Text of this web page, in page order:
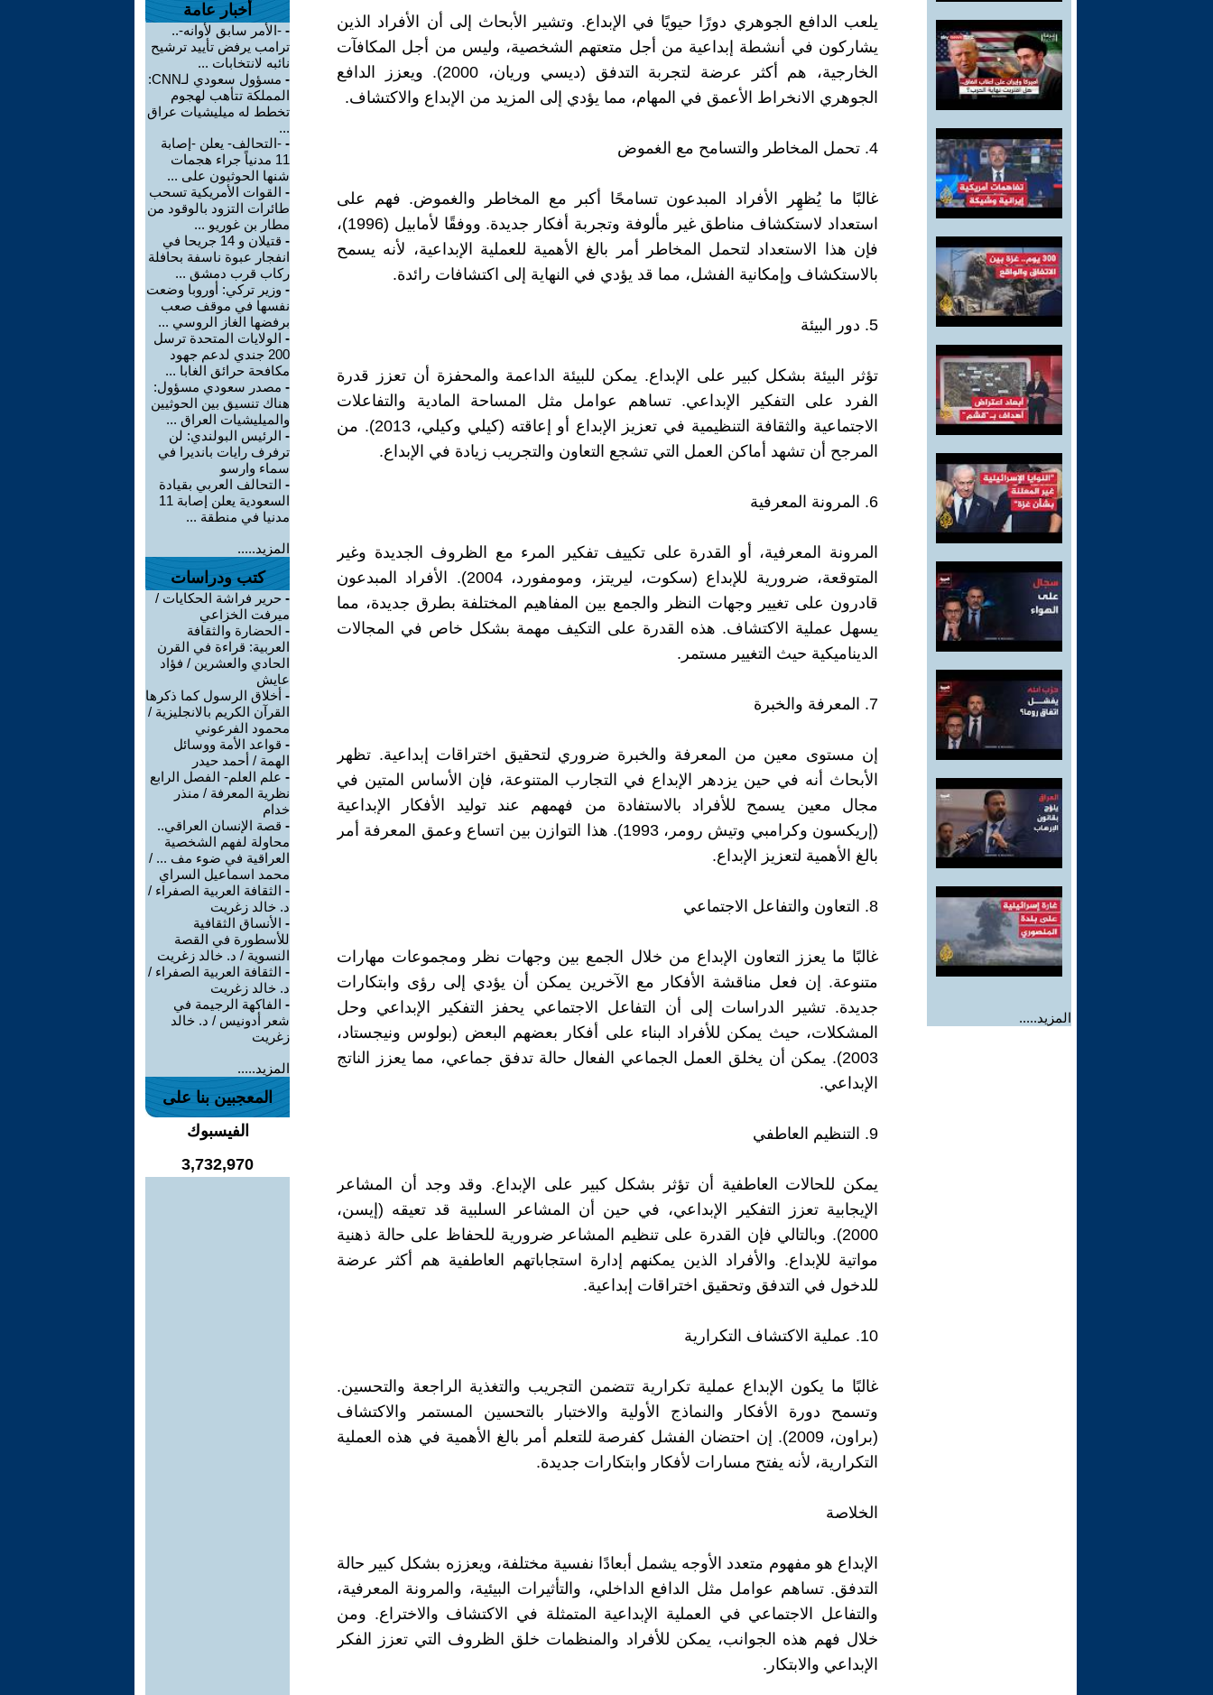
المزيد.....
يلعب الدافع الجوهري دورًا حيويًا في الإبداع. وتشير الأبحاث إلى أن الأفراد الذين
يشاركون في أنشطة إبداعية من أجل متعتهم الشخصية، وليس من أجل المكافآت
الخارجية، هم أكثر عرضة لتجربة التدفق (ديسي وريان، 2000). ويعزز الدافع
الجوهري الانخراط الأعمق في المهام، مما يؤدي إلى المزيد من الإبداع والاكتشاف.
4. تحمل المخاطر والتسامح مع الغموض
غالبًا ما يُظهِر الأفراد المبدعون تسامحًا أكبر مع المخاطر والغموض. فهم على
استعداد لاستكشاف مناطق غير مألوفة وتجربة أفكار جديدة. ووفقًا لأمابيل (1996)،
فإن هذا الاستعداد لتحمل المخاطر أمر بالغ الأهمية للعملية الإبداعية، لأنه يسمح
بالاستكشاف وإمكانية الفشل، مما قد يؤدي في النهاية إلى اكتشافات رائدة.
5. دور البيئة
تؤثر البيئة بشكل كبير على الإبداع. يمكن للبيئة الداعمة والمحفزة أن تعزز قدرة
الفرد على التفكير الإبداعي. تساهم عوامل مثل المساحة المادية والتفاعلات
الاجتماعية والثقافة التنظيمية في تعزيز الإبداع أو إعاقته (كيلي وكيلي، 2013). من
المرجح أن تشهد أماكن العمل التي تشجع التعاون والتجريب زيادة في الإبداع.
6. المرونة المعرفية
المرونة المعرفية، أو القدرة على تكييف تفكير المرء مع الظروف الجديدة وغير
المتوقعة، ضرورية للإبداع (سكوت، ليريتز، ومومفورد، 2004). الأفراد المبدعون
قادرون على تغيير وجهات النظر والجمع بين المفاهيم المختلفة بطرق جديدة، مما
يسهل عملية الاكتشاف. هذه القدرة على التكيف مهمة بشكل خاص في المجالات
الديناميكية حيث التغيير مستمر.
7. المعرفة والخبرة
إن مستوى معين من المعرفة والخبرة ضروري لتحقيق اختراقات إبداعية. تظهر
الأبحاث أنه في حين يزدهر الإبداع في التجارب المتنوعة، فإن الأساس المتين في
مجال معين يسمح للأفراد بالاستفادة من فهمهم عند توليد الأفكار الإبداعية
(إريكسون وكرامبي وتيش رومر، 1993). هذا التوازن بين اتساع وعمق المعرفة أمر
بالغ الأهمية لتعزيز الإبداع.
8. التعاون والتفاعل الاجتماعي
غالبًا ما يعزز التعاون الإبداع من خلال الجمع بين وجهات نظر ومجموعات مهارات
متنوعة. إن فعل مناقشة الأفكار مع الآخرين يمكن أن يؤدي إلى رؤى وابتكارات
جديدة. تشير الدراسات إلى أن التفاعل الاجتماعي يحفز التفكير الإبداعي وحل
المشكلات، حيث يمكن للأفراد البناء على أفكار بعضهم البعض (بولوس ونيجستاد،
2003). يمكن أن يخلق العمل الجماعي الفعال حالة تدفق جماعي، مما يعزز الناتج
الإبداعي.
9. التنظيم العاطفي
يمكن للحالات العاطفية أن تؤثر بشكل كبير على الإبداع. وقد وجد أن المشاعر
الإيجابية تعزز التفكير الإبداعي، في حين أن المشاعر السلبية قد تعيقه (إيسن،
2000). وبالتالي فإن القدرة على تنظيم المشاعر ضرورية للحفاظ على حالة ذهنية
مواتية للإبداع. والأفراد الذين يمكنهم إدارة استجاباتهم العاطفية هم أكثر عرضة
للدخول في التدفق وتحقيق اختراقات إبداعية.
10. عملية الاكتشاف التكرارية
غالبًا ما يكون الإبداع عملية تكرارية تتضمن التجريب والتغذية الراجعة والتحسين.
وتسمح دورة الأفكار والنماذج الأولية والاختبار بالتحسين المستمر والاكتشاف
(براون، 2009). إن احتضان الفشل كفرصة للتعلم أمر بالغ الأهمية في هذه العملية
التكرارية، لأنه يفتح مسارات لأفكار وابتكارات جديدة.
الخلاصة
الإبداع هو مفهوم متعدد الأوجه يشمل أبعادًا نفسية مختلفة، ويعززه بشكل كبير حالة
التدفق. تساهم عوامل مثل الدافع الداخلي، والتأثيرات البيئية، والمرونة المعرفية،
والتفاعل الاجتماعي في العملية الإبداعية المتمثلة في الاكتشاف والاختراع. ومن
خلال فهم هذه الجوانب، يمكن للأفراد والمنظمات خلق الظروف التي تعزز الفكر
الإبداعي والابتكار.
أخبار عامة
- -الأمر سابق لأوانه-..
ترامب يرفض تأييد ترشيح
نائبه لانتخابات ...
-
مسؤول سعودي لـCNN:
المملكة تتأهب لهجوم
تخطط له ميليشيات عراق
...
- -التحالف- يعلن -إصابة
11 مدنياً جراء هجمات
شنها الحوثيون على ...
- القوات الأمريكية تسحب
طائرات التزود بالوقود من
مطار بن غوريو ...
-
قتيلان و 14 جريحا في
انفجار عبوة ناسفة بحافلة
ركاب قرب دمشق ...
- وزير تركي: أوروبا وضعت
نفسها في موقف صعب
برفضها الغاز الروسي ...
- الولايات المتحدة ترسل
200 جندي لدعم جهود
مكافحة حرائق الغابا ...
- مصدر سعودي مسؤول:
هناك تنسيق بين الحوثيين
والميليشيات العراق ...
- الرئيس البولندي: لن
ترفرف رايات بانديرا في
سماء وارسو
- التحالف العربي بقيادة
السعودية يعلن إصابة 11
مدنيا في منطقة ...
المزيد.....
كتب ودراسات
- حرير فراشة الحكايات /
ميرفت الخزاعي
- الحضارة والثقافة
العربية: قراءة في القرن
الحادي والعشرين / فؤاد
عايش
- أخلاق الرسول كما ذكرها
القرآن الكريم بالانجليزية /
محمود الفرعوني
- قواعد الأمة ووسائل
الهمة / أحمد حيدر
- علم العلم- الفصل الرابع
نظرية المعرفة / منذر
خدام
- قصة الإنسان العراقي..
محاولة لفهم الشخصية
العراقية في ضوء مف ... /
محمد اسماعيل السراي
- الثقافة العربية الصفراء /
د. خالد زغريت
- الأنساق الثقافية
للأسطورة في القصة
النسوية / د. خالد زغريت
- الثقافة العربية الصفراء /
د. خالد زغريت
- الفاكهة الرجيمة في
شعر أدونيس / د. خالد
زغريت
المزيد.....
المعجبين بنا على
الفيسبوك
3,732,970